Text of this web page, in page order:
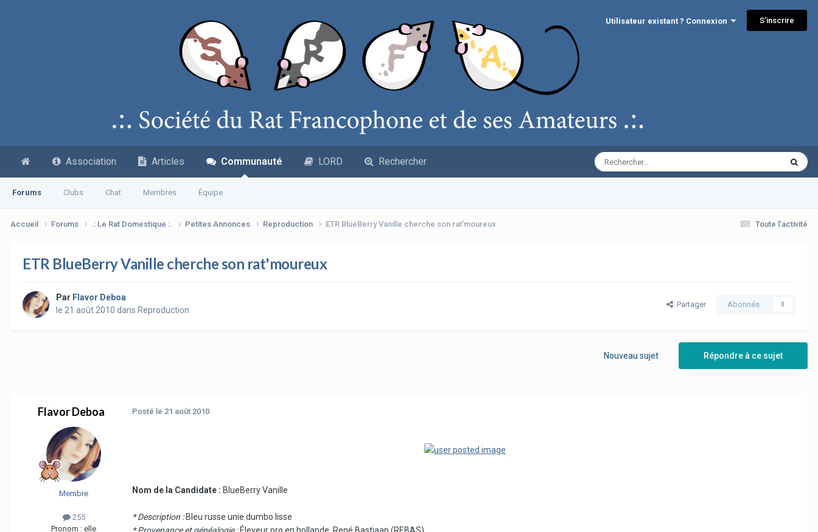
Utilisateur existant ? Connexion S’inscrire
Association Articles Communauté
Forums Clubs Chat Membres Équipe
LORD Rechercher
Toute l’activité
Accueil Forums .: Le Rat Domestique :. Petites Annonces Reproduction ETR BlueBerry Vanille cherche son rat'moureux
ETR BlueBerry Vanille cherche son rat'moureux
Par Flavor Deboa
le 21 août 2010 dans Reproduction
Partager Abonnés 0
Répondre à ce sujet
Nouveau sujet
Flavor Deboa
Membre
255
Pronom : elle
Posté le 21 août 2010
Nom de la Candidate : BlueBerry Vanille
* Description : Bleu russe unie dumbo lisse